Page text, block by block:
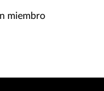
miembro